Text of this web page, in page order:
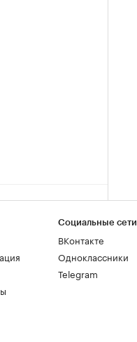
Социальные сети
ВКонтакте
Одноклассники
Telegram